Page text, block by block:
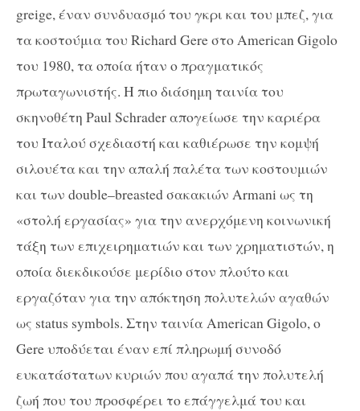
greige, έναν συνδυασμό του γκρι και του μπεζ, για
τα κοστούμια του Richard GereστοAmerican Gigolo
του 1980, τα οποία ήταν ο πραγματικός
πρωταγωνιστής. Η πιο διάσημη ταινία του
σκηνοθέτη Paul Schraderαπογείωσε την καριέρα
του Ιταλού σχεδιαστή και καθιέρωσε την κομψή
σιλουέτα και την απαλή παλέτα των κοστουμιών
και των double–breastedσακακιών Armani ως τη
«στολή εργασίας» για την ανερχόμενη κοινωνική
τάξη των επιχειρηματιών και των χρηματιστών, η
οποία διεκδικούσε μερίδιο στον πλούτο και
εργαζόταν για την απόκτηση πολυτελών αγαθών
ως status symbols. Στην ταινίαAmerican Gigolo,o
Gereυποδύεται έναν επί πληρωμή συνοδό
ευκατάστατων κυριών που αγαπά την πολυτελή
ζωή που του προσφέρει το επάγγελμά του και